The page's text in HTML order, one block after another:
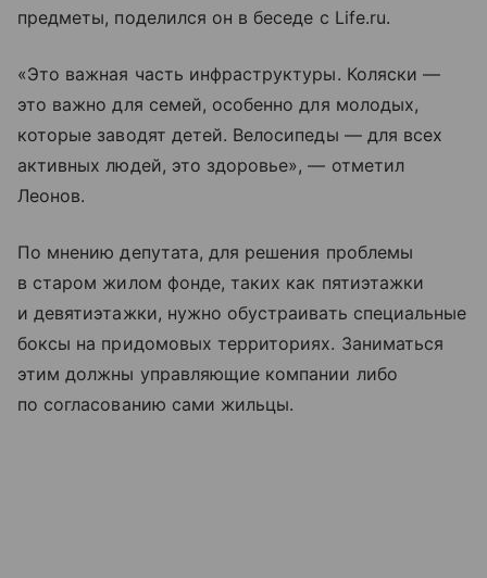
предметы, поделился он в беседе с Life.ru.
«Это важная часть инфраструктуры. Коляски —
это важно для семей, особенно для молодых,
которые заводят детей. Велосипеды — для всех
активных людей, это здоровье», — отметил
Леонов.
По мнению депутата, для решения проблемы
в старом жилом фонде, таких как пятиэтажки
и девятиэтажки, нужно обустраивать специальные
боксы на придомовых территориях. Заниматься
этим должны управляющие компании либо
по согласованию сами жильцы.